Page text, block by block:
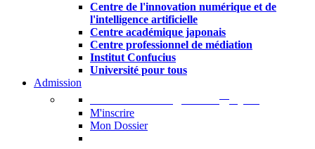
Centre de l'innovation numérique et de
l'intelligence artificielle
Centre académique japonais
Centre professionnel de médiation
Institut Confucius
Université pour tous
Admission
M'inscrire
Mon Dossier